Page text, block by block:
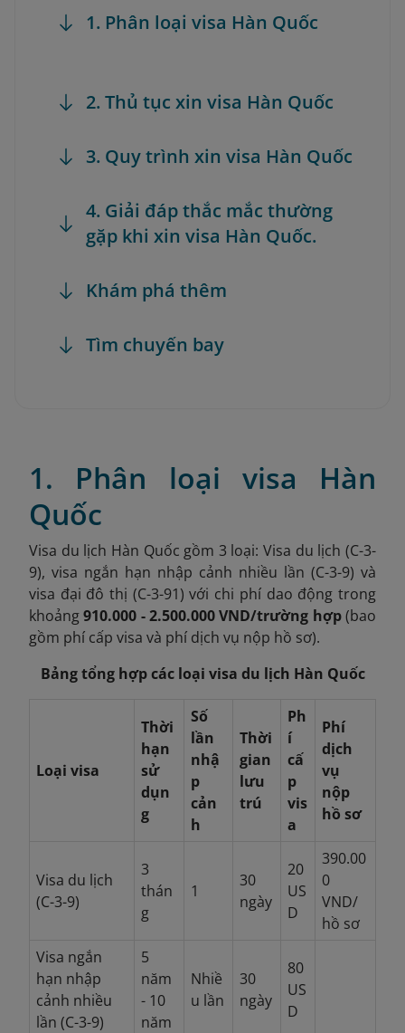
1. Phân loại visa Hàn Quốc
2. Thủ tục xin visa Hàn Quốc
3. Quy trình xin visa Hàn Quốc
4. Giải đáp thắc mắc thường
gặp khi xin visa Hàn Quốc.
Khám phá thêm
Tìm chuyến bay
1. Phân loại visa Hàn
Quốc
Visa du lịch Hàn Quốc gồm 3 loại: Visa du lịch (C-3-
9), visa ngắn hạn nhập cảnh nhiều lần (C-3-9) và
visa đại đô thị (C-3-91) với chi phí dao động trong
khoảng910.000 - 2.500.000 VND/trường hợp(bao
gồm phí cấp visa và phí dịch vụ nộp hồ sơ).
Bảng tổng hợp các loại visa du lịch Hàn Quốc
Loại visa
Thời
hạn
sử
dụn
g
Số
lần
nhậ
p
cản
h
Thời
gian
lưu
trú
Ph
í
cấ
p
vis
a
Phí
dịch
vụ
nộp
hồ sơ
Visa du lịch
(C-3-9)
3
thán
g
1
30
ngày
20
US
D
390.00
0
VND/
hồ sơ
Visa ngắn
hạn nhập
cảnh nhiều
lần (C-3-9)
5
năm
- 10
năm
Nhiề
u lần
30
ngày
80
US
D